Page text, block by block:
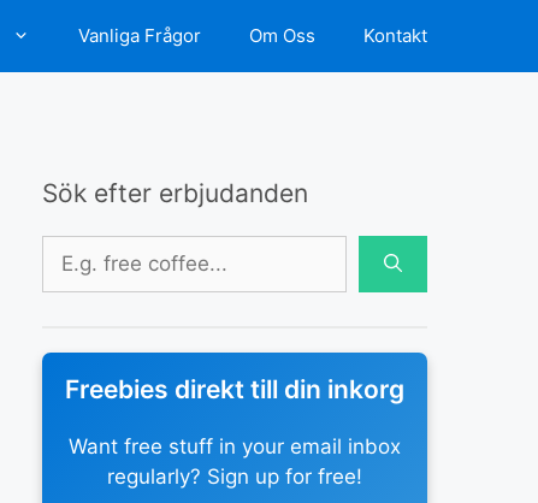
Vanliga Frågor Om Oss Kontakt
Sök efter erbjudanden
Sök
efter:
Freebies direkt till din inkorg
Want free stuff in your email inbox
regularly? Sign up for free!